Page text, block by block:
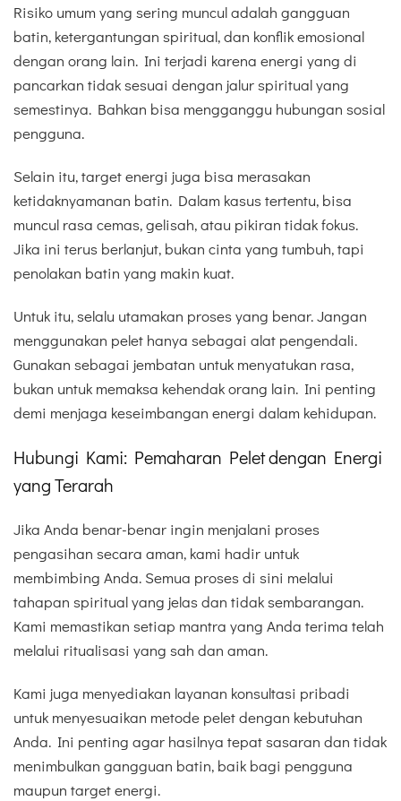
Risiko umum yang sering muncul adalah gangguan
batin, ketergantungan spiritual, dan konflik emosional
dengan orang lain. Ini terjadi karena energi yang di
pancarkan tidak sesuai dengan jalur spiritual yang
semestinya. Bahkan bisa mengganggu hubungan sosial
pengguna.
Selain itu, target energi juga bisa merasakan
ketidaknyamanan batin. Dalam kasus tertentu, bisa
muncul rasa cemas, gelisah, atau pikiran tidak fokus.
Jika ini terus berlanjut, bukan cinta yang tumbuh, tapi
penolakan batin yang makin kuat.
Untuk itu, selalu utamakan proses yang benar. Jangan
menggunakan pelet hanya sebagai alat pengendali.
Gunakan sebagai jembatan untuk menyatukan rasa,
bukan untuk memaksa kehendak orang lain. Ini penting
demi menjaga keseimbangan energi dalam kehidupan.
Hubungi Kami: Pemaharan Pelet dengan Energi
yang Terarah
Jika Anda benar-benar ingin menjalani proses
pengasihan secara aman, kami hadir untuk
membimbing Anda. Semua proses di sini melalui
tahapan spiritual yang jelas dan tidak sembarangan.
Kami memastikan setiap mantra yang Anda terima telah
melalui ritualisasi yang sah dan aman.
Kami juga menyediakan layanan konsultasi pribadi
untuk menyesuaikan metode pelet dengan kebutuhan
Anda. Ini penting agar hasilnya tepat sasaran dan tidak
menimbulkan gangguan batin, baik bagi pengguna
maupun target energi.